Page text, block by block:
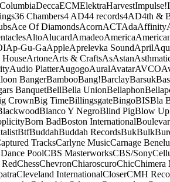
ColumbiaDeccaECMElektraHarvestImpulse!
36 Chambers4 AD44 records4AD4th &
Ace Of DiamondsAcornACTAdaAffinity
AltoAlucardAmadeoAmerica
Ap-Gu-GaAppleAprelevka SoundApril
HouseArtoneArts & CraftsAsAstan
Audio PlatterAugogoAuralAvatarAVCO
BangerBambooBang!BarclayBarsuk
BanquetBellBella UnionBellaphon
CrownBig TimeBillingsgateBingoBISBla
Blanco Y NegroBlind PigBlow Up
Born BadBoston International
BtfBuddahBuddah RecordsBukBulk
TracksCarlyne MusicCarnage
PoolCBS MasterworksCBS/Sony
ChessChevronChiaroscuroChicChimera
Cleveland InternationalCloserCMH